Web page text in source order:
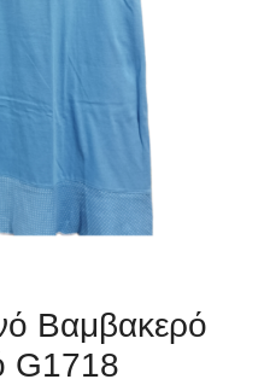
Βαμβακερό
G1718